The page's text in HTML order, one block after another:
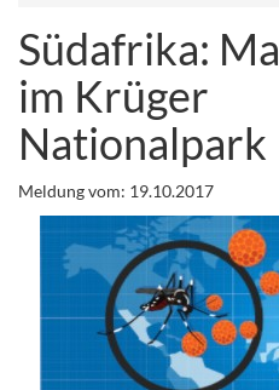
Südafrika:
im Krüger
Nationalpark
Meldung vom: 19.10.2017